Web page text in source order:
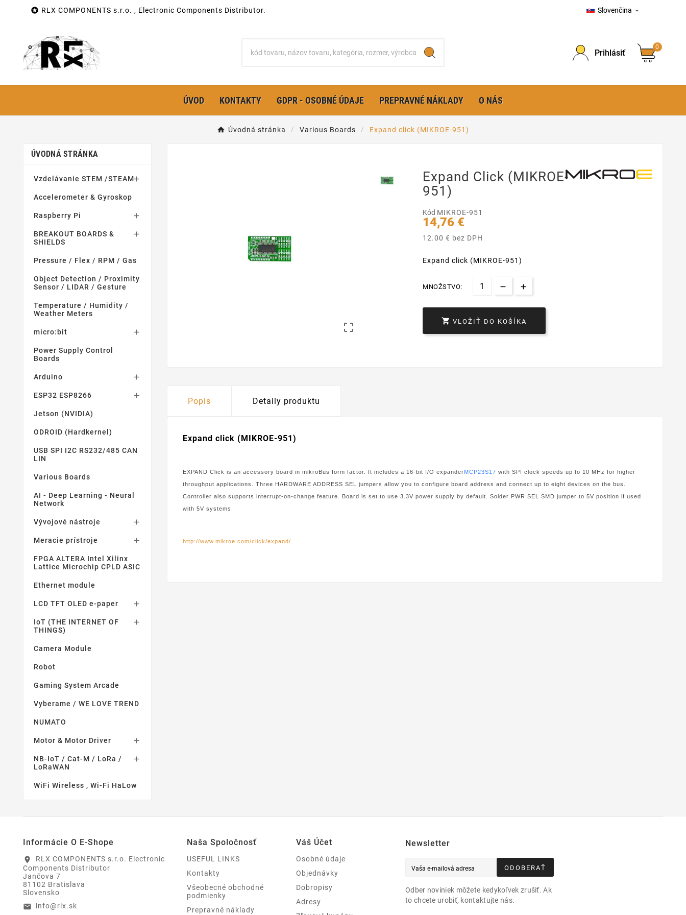
 RLX COMPONENTS s.r.o. , Electronic Components Distributor. Slovenčina 
Prihlásiť
0
ÚVOD KONTAKTY GDPR - OSOBNÉ ÚDAJE PREPRAVNÉ NÁKLADY O NÁS
Úvodná stránka Various Boards Expand click (MIKROE-951)
ÚVODNÁ STRÁNKA
Vzdelávanie STEM /STEAM
Accelerometer & Gyroskop
Raspberry Pi 
BREAKOUT BOARDS &
SHIELDS

Pressure / Flex / RPM / Gas
Object Detection / Proximity
Sensor / LIDAR / Gesture
Temperature / Humidity /
Weather Meters
micro:bit 
Power Supply Control
Boards
Arduino 
ESP32 ESP8266 
Jetson (NVIDIA)
ODROID (Hardkernel)
USB SPI I2C RS232/485 CAN
LIN
Various Boards
AI - Deep Learning - Neural
Network
Vývojové nástroje 
Meracie prístroje 
FPGA ALTERA Intel Xilinx
Lattice Microchip CPLD ASIC
Ethernet module
LCD TFT OLED e-paper 
IoT (THE INTERNET OF
THINGS)

Camera Module
Robot
Gaming System Arcade
Vyberame / WE LOVE TREND
NUMATO
Motor & Motor Driver 
NB-IoT / Cat-M / LoRa /
LoRaWAN

WiFi Wireless , Wi-Fi HaLow

Expand Click (MIKROE-
951)
Kód MIKROE-951
14,76 €
12.00 € bez DPH
Expand click (MIKROE-951)
MNOŽSTVO:
 VLOŽIŤ DO KOŠÍKA
Popis Detaily produktu
Expand click (MIKROE-951)
EXPAND Click is an accessory board in mikroBus form factor. It includes a 16-bit I/O expanderMCP23S17 with SPI clock speeds up to 10 MHz for higher
throughput applications. Three HARDWARE ADDRESS SEL jumpers allow you to configure board address and connect up to eight devices on the bus.
Controller also supports interrupt-on-change feature. Board is set to use 3.3V power supply by default. Solder PWR SEL SMD jumper to 5V position if used
with 5V systems.
http://www.mikroe.com/click/expand/
Informácie O E-Shope
location_on
RLX COMPONENTS s.r.o. Electronic
Components Distributor
Jančova 7
81102 Bratislava
Slovensko
email info@rlx.sk
Naša Spoločnosť
USEFUL LINKS
Kontakty
Všeobecné obchodné
podmienky
Prepravné náklady
Váš Účet
Osobné údaje
Objednávky
Dobropisy
Adresy
Newsletter
ODOBERAŤ
Odber noviniek môžete kedykoľvek zrušiť. Ak
to chcete urobiť, kontaktujte nás.